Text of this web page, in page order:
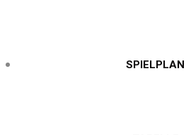
SPIELPLAN